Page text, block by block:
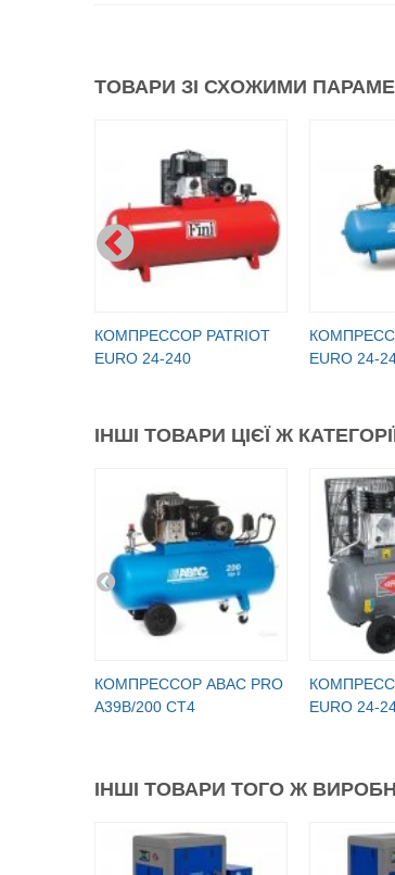
ТОВАРИ ЗІ СХОЖИМИ
КОМПРЕССОР PATRIOT
EURO 24-240
EURO 24-
ІНШІ ТОВАРИ ЦІЄЇ Ж
КОМПРЕССОР ABAC PRO
A39B/200 CT4
EURO 24-
ІНШІ ТОВАРИ ТОГО Ж